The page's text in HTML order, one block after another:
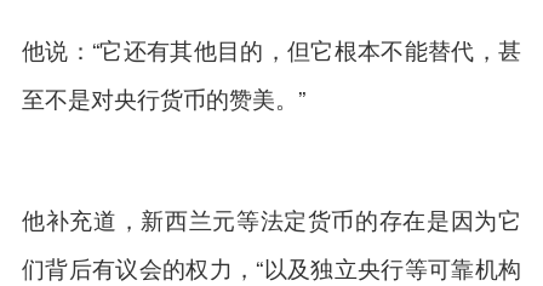
他说：“它还有其他目的，但它根本不能替代，甚
至不是对央行货币的赞美。”
他补充道，新西兰元等法定货币的存在是因为它
们背后有议会的权力，“以及独立央行等可靠机构